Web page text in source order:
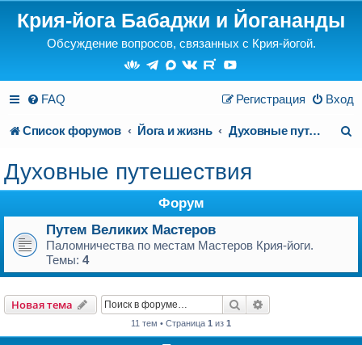
Крия-йога Бабаджи и Йогананды
Обсуждение вопросов, связанных с Крия-йогой.
FAQ Вход
Регистрация
Список форумов Йога и жизнь Духовные путешествия
Духовные путешествия
Форум
Путем Великих Мастеров
Паломничества по местам Мастеров Крия-йоги.
Темы: 4
Новая тема Поиск
11 тем • Страница 1 из 1